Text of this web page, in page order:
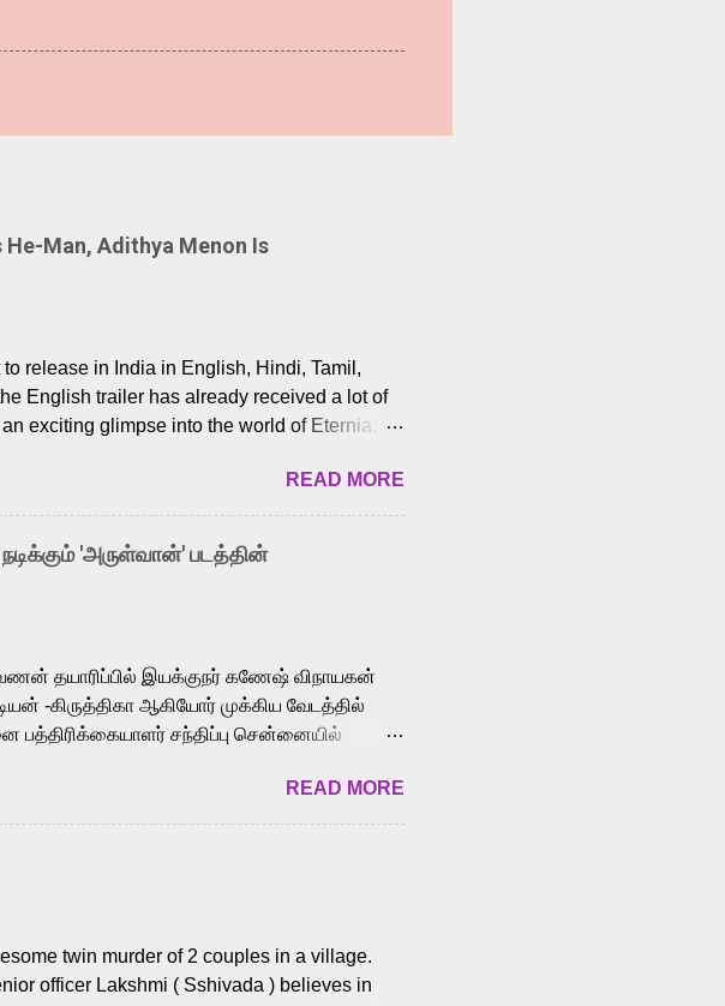
Man, Adithya Menon Is
release in India in English, Hindi, Tamil,
English trailer has already received a lot of
exciting glimpse into the world of Eternia,
voice cast led by celebrated playback
He-Man. Known for memorable songs
and “Mun Andhi” from 7 Aum Arivu,
over multiple languages, making him
known for portraying memorable
READ MORE
'அருள்வான்' படத்தின்
தயாரிப்பில் இயக்குநர் கணேஷ் விநாயகன்
-கிருத்திகா ஆகியோர் முக்கிய வேடத்தில்
பத்திரிக்கையாளர் சந்திப்பு சென்னையில்
வி கணேஷ் , ஜான் விஜய், பேபி கிருத்திகா,
எம். சுகுமார் ஒளிப்பதிவு
இசையமைத்திருக்கிறார். லால்குடி
படத் தொகுப்பு பணிகளை
தயாராகி இருக்கும் இந்தத் திரைப்படத்தை 90
வழங...
READ MORE
twin murder of 2 couples in a village.
officer Lakshmi ( Sshivada ) believes in